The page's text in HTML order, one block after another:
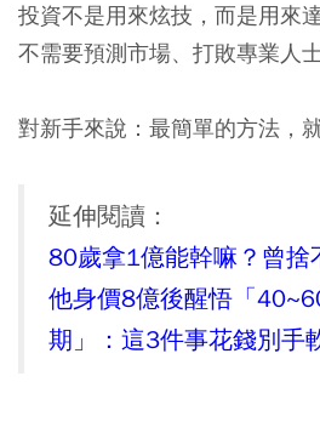
投資不是用來炫技，而是用來
不需要預測市場、打敗專業人
對新手來說：最簡單的方法，
延伸閱讀：
80歲拿1億能幹嘛？曾捨
他身價8億後醒悟「
期」：這3件事花錢別手